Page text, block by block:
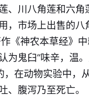
、川八角莲和六角
，市场上出售的八
《神农本草经》
为鬼臼“味辛，温
，在动物实验中，
、腹泻乃至死亡。